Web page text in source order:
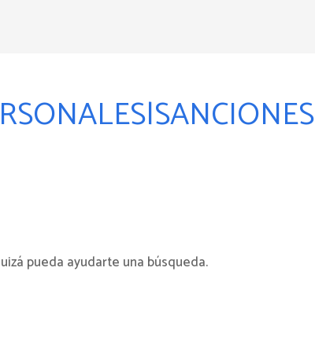
pueda ayudarte una búsqueda.